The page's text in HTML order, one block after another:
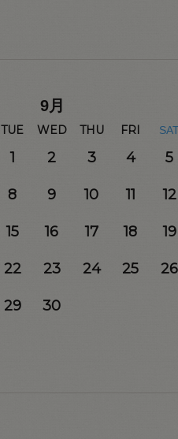
9月
TUE WED THU FRI SAT
1 2 3 4 5
8 9 10 11 12
15 16 17 18 19
22 23 24 25 26
29 30